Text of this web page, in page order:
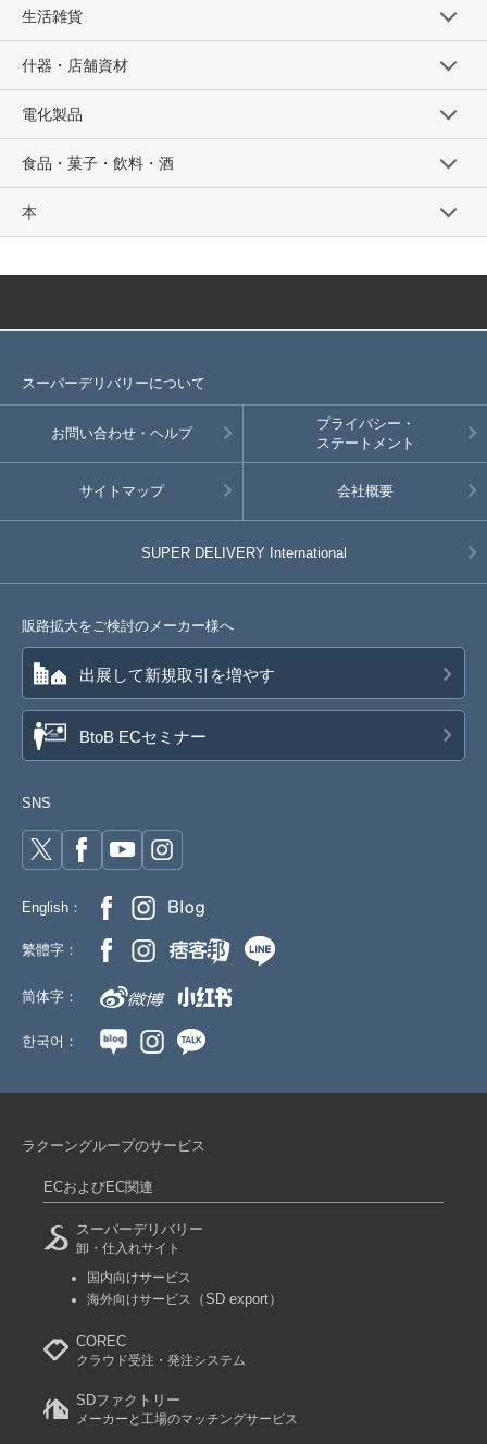
生活雑貨
什器・店舗資材
電化製品
食品・菓子・飲料・酒
本
スーパーデリバリーについて
お問い合わせ・ヘルプ
プライバシー・
ステートメント
サイトマップ 会社概要
SUPER DELIVERY International
販路拡大をご検討のメーカー様へ
出展して新規取引を増やす
BtoB ECセミナー
SNS
English：
繁體字：
简体字：
한국어：
ラクーングループのサービス
ECおよびEC関連
スーパーデリバリー
卸・仕入れサイト
国内向けサービス
海外向けサービス
（SD export）
COREC
クラウド受注・発注システム
SDファクトリー
メーカーと工場のマッチングサービス